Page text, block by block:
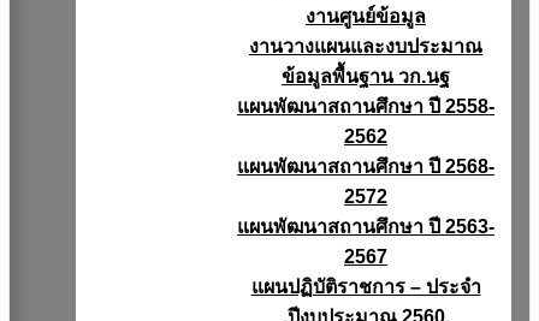
งานศูนย์ข้อมูล
งานวางแผนและงบประมาณ
ข้อมูลพื้นฐาน วก.นฐ
แผนพัฒนาสถานศึกษา ปี 2558-
2562
แผนพัฒนาสถานศึกษา ปี 2568-
2572
แผนพัฒนาสถานศึกษา ปี 2563-
2567
แผนปฏิบัติราชการ – ประจำ
ปีงบประมาณ 2560